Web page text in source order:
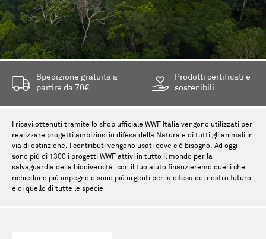
Spedizione gratuita a
partire da 70€
Prodotti certificati e
sostenibili
I ricavi ottenuti tramite lo shop ufficiale WWF Italia vengono utilizzati per
realizzare progetti ambiziosi in difesa della Natura e di tutti gli animali in
via di estinzione. I contributi vengono usati dove c'è bisogno. Ad oggi
sono più di 1300 i progetti WWF attivi in tutto il mondo per la
salvaguardia della biodiversità: con il tuo aiuto finanzieremo quelli che
richiedono più impegno e sono più urgenti per la difesa del nostro futuro
e di quello di tutte le specie